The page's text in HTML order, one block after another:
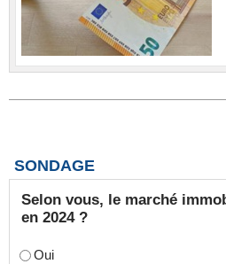
SONDAGE
Selon vous, le marché
en 2024 ?
Oui